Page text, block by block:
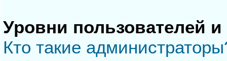
Уровни пользователей
Кто такие